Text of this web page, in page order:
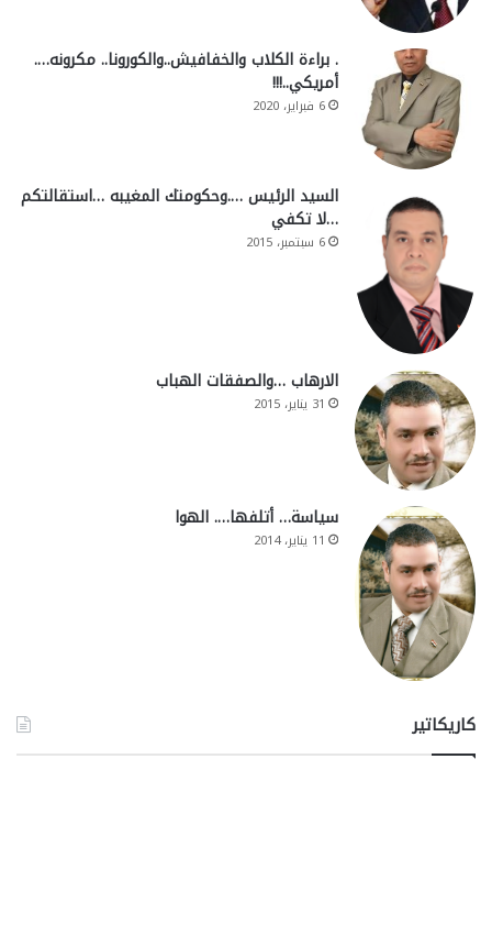
. براءة الكلاب والخفافيش..والكورونا.. مكرونه….
أمريكي..!!!
6 فبراير، 2020
السيد الرئيس ….وحكومتك المغيبه …استقالتكم
…لا تكفي
6 سبتمبر، 2015
الارهاب …والصفقات الهباب
31 يناير، 2015
سياسة… أتلفها…. الهوا
11 يناير، 2014
كاريكاتير